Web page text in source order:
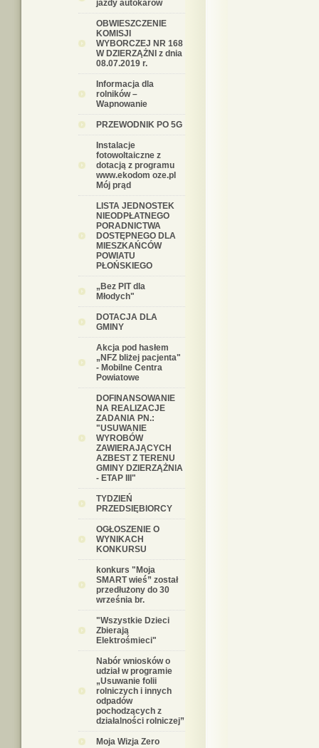
jazdy autokarów
OBWIESZCZENIE
KOMISJI
WYBORCZEJ NR 168
W DZIERZĄŻNI z dnia
08.07.2019 r.
Informacja dla
rolników –
Wapnowanie
PRZEWODNIK PO 5G
Instalacje
fotowoltaiczne z
dotacją z programu
www.ekodom oze.pl
Mój prąd
LISTA JEDNOSTEK
NIEODPŁATNEGO
PORADNICTWA
DOSTĘPNEGO DLA
MIESZKAŃCÓW
POWIATU
PŁOŃSKIEGO
„Bez PIT dla
Młodych"
DOTACJA DLA
GMINY
Akcja pod hasłem
„NFZ bliżej pacjenta"
- Mobilne Centra
Powiatowe
DOFINANSOWANIE
NA REALIZACJE
ZADANIA PN.:
"USUWANIE
WYROBÓW
ZAWIERAJĄCYCH
AZBEST Z TERENU
GMINY DZIERZĄŻNIA
- ETAP III"
TYDZIEŃ
PRZEDSIĘBIORCY
OGŁOSZENIE O
WYNIKACH
KONKURSU
konkurs "Moja
SMART wieś” został
przedłużony do 30
września br.
"Wszystkie Dzieci
Zbierają
Elektrośmieci"
Nabór wniosków o
udział w programie
„Usuwanie folii
rolniczych i innych
odpadów
pochodzących z
działalności rolniczej”
Moja Wizja Zero